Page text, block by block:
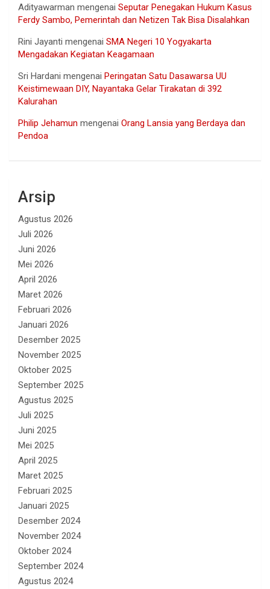
Adityawarman mengenai Seputar Penegakan Hukum Kasus
Ferdy Sambo, Pemerintah dan Netizen Tak Bisa Disalahkan
Rini Jayanti mengenai SMA Negeri 10 Yogyakarta
Mengadakan Kegiatan Keagamaan
Sri Hardani mengenai Peringatan Satu Dasawarsa UU
Keistimewaan DIY, Nayantaka Gelar Tirakatan di 392
Kalurahan
Philip Jehamun mengenai Orang Lansia yang Berdaya dan
Pendoa
Arsip
Agustus 2026
Juli 2026
Juni 2026
Mei 2026
April 2026
Maret 2026
Februari 2026
Januari 2026
Desember 2025
November 2025
Oktober 2025
September 2025
Agustus 2025
Juli 2025
Juni 2025
Mei 2025
April 2025
Maret 2025
Februari 2025
Januari 2025
Desember 2024
November 2024
Oktober 2024
September 2024
Agustus 2024